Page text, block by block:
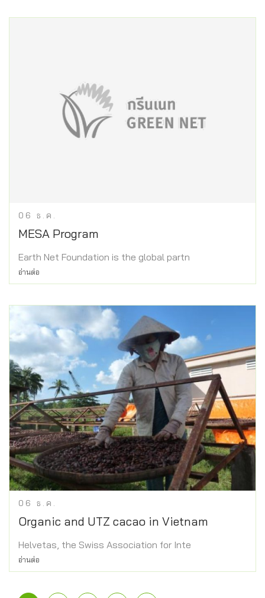
06 ธ.ค.
MESA Program
Earth Net Foundation is the global partn
อ่านต่อ
06 ธ.ค.
Organic and UTZ cacao in Vietnam
Helvetas, the Swiss Association for Inte
อ่านต่อ